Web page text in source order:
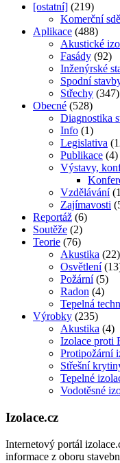
[ostatní] (219)
Komerční
Aplikace (488)
Akustické
Fasády (92)
Inženýrské
Spodní
Střechy (347)
Obecné (528)
Diagnostika
Info (1)
Legislativa
Publikace (4)
Výstavy,
Vzdělávání
Zajímavosti
Reportáž (6)
Soutěže (2)
Teorie (76)
Akustika (22)
Osvětlení
Požární (5)
Radon (4)
Tepelná
Výrobky (235)
Akustika (4)
Izolace proti
Protipožární
Střešní
Tepelné
Vodotěsné
Izolace.cz
Internetový portál
informace z oboru